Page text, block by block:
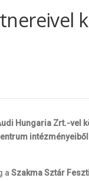
Hungaria Zrt.-
a Szakma Sztár